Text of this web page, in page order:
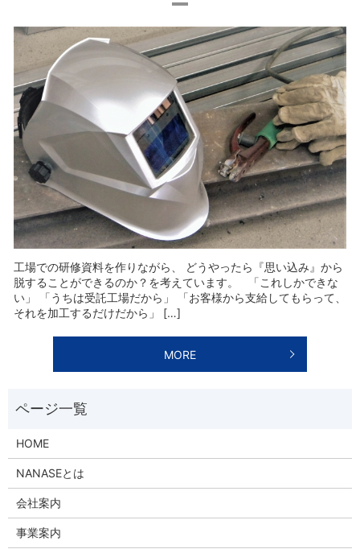
工場での研修資料を作りながら、 どうやったら『思い込み』から
脱することができるのか？を考えています。 「これしかできな
い」 「うちは受託工場だから」 「お客様から支給してもらって、
それを加工するだけだから」 […]
MORE
HOME
NANASEとは
会社案内
事業案内